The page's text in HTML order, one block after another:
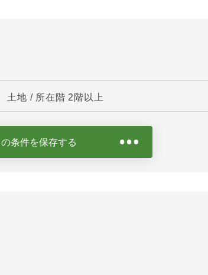
土地 / 所在階 2階以上
の条件を保存する